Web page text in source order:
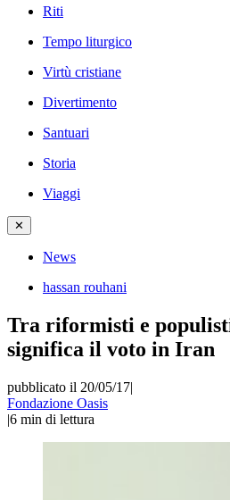
Riti
Tempo liturgico
Virtù cristiane
Divertimento
Santuari
Storia
Viaggi
✕
News
hassan rouhani
Tra riformisti e
significa il voto in Iran
pubblicato il 20/05/17|
Fondazione Oasis
|6 min di lettura